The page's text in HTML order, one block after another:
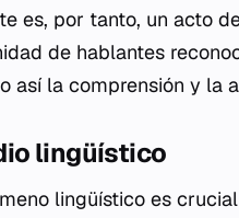
es, por tanto, un acto
de hablantes
así la comprensión y la
lingüístico
lingüístico es